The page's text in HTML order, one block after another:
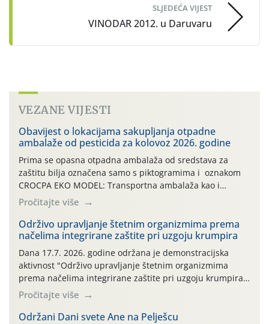
SLJEDEĆA VIJEST
VINODAR 2012. u Daruvaru
VEZANE VIJESTI
Obavijest o lokacijama sakupljanja otpadne
ambalaže od pesticida za kolovoz 2026. godine
Prima se opasna otpadna ambalaža od sredstava za
zaštitu bilja označena samo s piktogramima i oznakom
CROCPA EKO MODEL: Transportna ambalaža kao i
ambalaža drugih proizvoda koji nisu sredstva za zaštitu
bilja (npr. ambalaža od mineralnih gnojiva,) se ne
prihvaća. Korisnicima je osiguran besplatni povrat
prazne ambalaže isključivo ovih tvrtki: AGROCHEM-MAKS,
AGRONOM, ALBAUGH TKI* (PINUS […]
Pročitajte više
Održivo upravljanje štetnim organizmima prema
načelima integrirane zaštite pri uzgoju krumpira
Dana 17.7. 2026. godine održana je demonstracijska
aktivnost "Održivo upravljanje štetnim organizmima
prema načelima integrirane zaštite pri uzgoju krumpira"
na pokusnom polju "Poredje", kraj naselja Belica (ARKOD
parcela ID 2445031) (središnji dio Međimurske županije).
Pročitajte više
Održani Dani svete Ane na Pelješcu